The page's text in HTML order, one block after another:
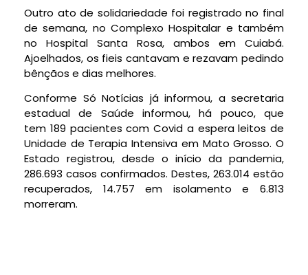
Outro ato de solidariedade foi registrado no final
de semana, no Complexo Hospitalar e também
no Hospital Santa Rosa, ambos em Cuiabá.
Ajoelhados, os fieis cantavam e rezavam pedindo
bênçãos e dias melhores.
Conforme Só Notícias já informou, a secretaria
estadual de Saúde informou, há pouco, que
tem 189 pacientes com Covid a espera leitos de
Unidade de Terapia Intensiva em Mato Grosso. O
Estado registrou, desde o início da pandemia,
286.693 casos confirmados. Destes, 263.014 estão
recuperados, 14.757 em isolamento e 6.813
morreram.